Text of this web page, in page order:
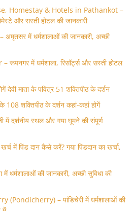
Homestay & Hotels in Pathankot –
और सस्ती होटल की जानकारी
में धर्मशालाओं की जानकारी, अच्छी
में धर्मशाला, रिसॉर्ट्स और सस्ती होटल
माता के पवित्र 51 शक्तिपीठ के दर्शन
शक्तिपीठ के दर्शन कहां-कहां होगें
दर्शनीय स्थल और गया घूमने की संपूर्ण
में पिंड दान कैसे करें? गया पिंडदान का खर्चा,
की जानकारी, अच्छी सुविधा की
– पांडिचेरी में धर्मशालाओं की